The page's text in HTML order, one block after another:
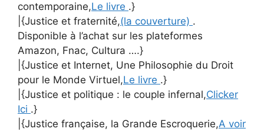
contemporaine,Le livre .}
|{Justice et fraternité,(la couverture) .
Disponible à l’achat sur les plateformes
Amazon, Fnac, Cultura ….}
|{Justice et Internet, Une Philosophie du Droit
pour le Monde Virtuel,Le livre .}
|{Justice et politique : le couple infernal,Clicker
Ici .}
|{Justice française, la Grande Escroquerie,A voir